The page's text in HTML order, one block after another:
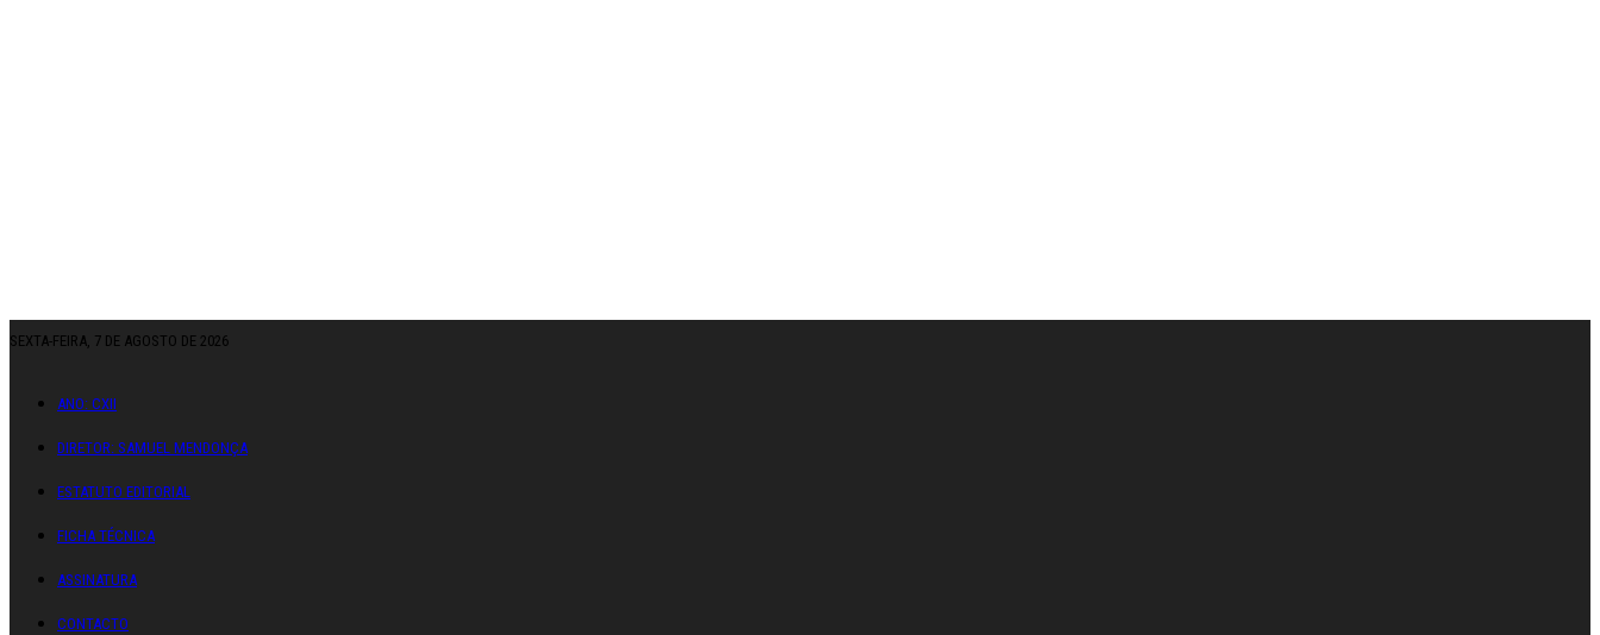
SEXTA-FEIRA, 7 DE AGOSTO DE 2026
ANO: CXII
DIRETOR: SAMUEL MENDONÇA
ESTATUTO EDITORIAL
FICHA TÉCNICA
ASSINATURA
CONTACTO